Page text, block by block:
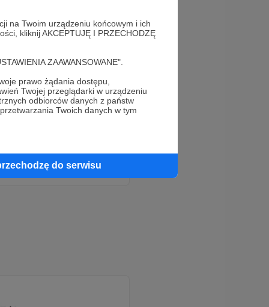
na Twoim urządzeniu końcowym i ich
kliknij AKCEPTUJĘ I PRZECHODZĘ
ZAAWANSOWANE".
prawo żądania dostępu,
Twojej przeglądarki w urządzeniu
odbiorców danych z państw
Twoich danych w tym
do serwisu